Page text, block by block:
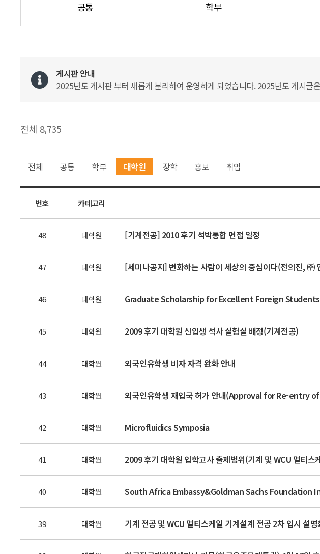
공통 학부
게시판 안내
2025년도 게시판 부터 새롭게 분리하여 운영하게 되었습니다. 2025년도 게시글
전체 8,735
전체 공통 학부 대학원 장학 홍보 취업
번호 카테고리
48 대학원 [기계전공] 2010 후기 석박통합 면접 일정
47 대학원 [세미나공지] 변화하는 사람이 세상의 중심이다(전의진, ㈜
46 대학원 Graduate Scholarship for Excellent Foreign
45 대학원 2009 후기 대학원 신입생 석사 실험실 배정(기계전공)
44 대학원 외국인유학생 비자 자격 완화 안내
43 대학원 외국인유학생 재입국 허가 안내(Approval for Re-
42 대학원 Microfluidics Symposia
41 대학원 2009 후기 대학원 입학고사 출제범위(기계 및 WCU 멀티스
40 대학원 South Africa Embassy&Goldman Sachs Foundation
39 대학원 기계 전공 및 WCU 멀티스케일 기계설계 전공 2차 입시 설명